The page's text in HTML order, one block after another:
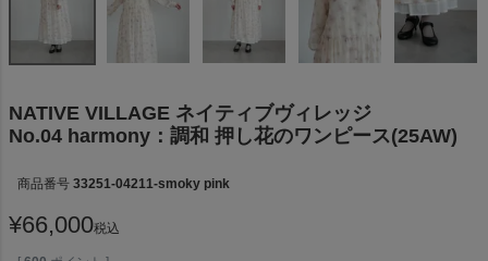
NATIVE VILLAGE ネイティブヴィレッジ
No.04 harmony：調和 押し花のワンピース(25AW)
商品番号 33251-04211-smoky pink
¥66,000税込